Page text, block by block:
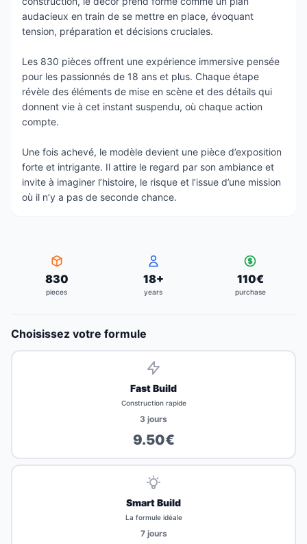
audacieux en train de se mettre en place, évoquant
tension, préparation et décisions cruciales.
Les 830 pièces offrent une expérience immersive pensée
pour les passionnés de 18 ans et plus. Chaque étape
révèle des éléments de mise en scène et des détails qui
donnent vie à cet instant suspendu, où chaque action
compte.
Une fois achevé, le modèle devient une pièce d’exposition
forte et intrigante. Il attire le regard par son ambiance et
invite à imaginer l’histoire, le risque et l’issue d’une mission
où il n’y a pas de seconde chance.
830
pieces
18+
years
110€
purchase
Choisissez votre formule
Fast Build
Construction rapide
3 jours
9.50€
Smart Build
La formule idéale
7jours